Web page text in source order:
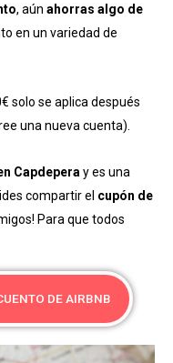
, aún ahorras algo de
en un variedad de
solo se aplica después
una nueva cuenta).
Capdepera y es una
compartir el cupón de
Para que todos
DE AIRBNB